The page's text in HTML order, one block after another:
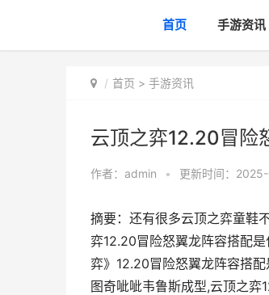
首页 手游资讯
首页 > 手游资讯
云顶之弈12.20冒险
作者： admin • 更新时间：
摘要：还有很多云顶之弈童鞋
弈12.20冒险怒翼龙阵容搭配
弈》12.20冒险怒翼龙阵容
图奇呲呲韦鲁斯成型,云顶之